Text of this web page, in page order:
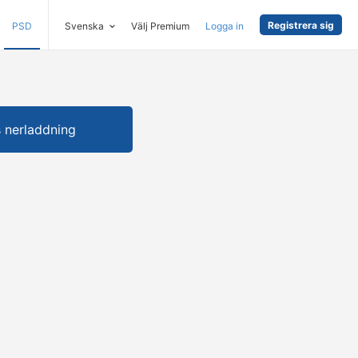
PSD Svenska Välj Premium Logga in Registrera sig
nerladdning